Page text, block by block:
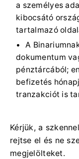
a személyes
kibocsátó
tartalmazó
A
dokumentum
pénztárcából;
befizetés
tranzakciót is
Kérjük, a
rejtse el és ne
megjelölteket.